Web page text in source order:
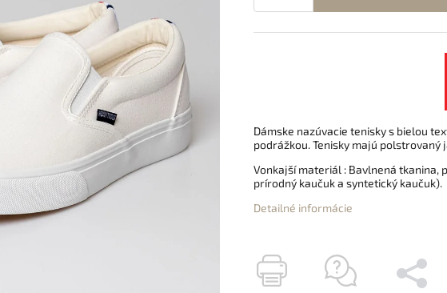
Dámske nazúvacie tenisky s bielou
podrážkou. Tenisky majú polstrovaný
Vonkajší materiál : Bavlnená tkanina,
prírodný kaučuk a syntetický kaučuk).
Detailné informácie